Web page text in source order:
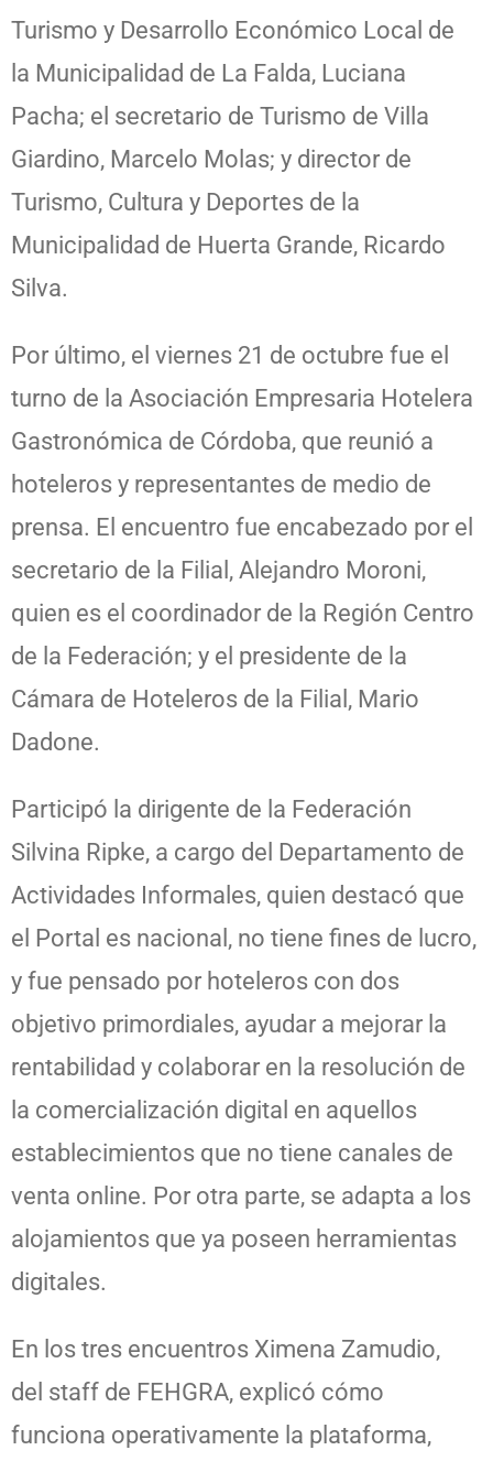
Turismo y Desarrollo Económico Local de
la Municipalidad de La Falda, Luciana
Pacha; el secretario de Turismo de Villa
Giardino, Marcelo Molas; y director de
Turismo, Cultura y Deportes de la
Municipalidad de Huerta Grande, Ricardo
Silva.
Por último, el viernes 21 de octubre fue el
turno de la Asociación Empresaria Hotelera
Gastronómica de Córdoba, que reunió a
hoteleros y representantes de medio de
prensa. El encuentro fue encabezado por el
secretario de la Filial, Alejandro Moroni,
quien es el coordinador de la Región Centro
de la Federación; y el presidente de la
Cámara de Hoteleros de la Filial, Mario
Dadone.
Participó la dirigente de la Federación
Silvina Ripke, a cargo del Departamento de
Actividades Informales, quien destacó que
el Portal es nacional, no tiene fines de lucro,
y fue pensado por hoteleros con dos
objetivo primordiales, ayudar a mejorar la
rentabilidad y colaborar en la resolución de
la comercialización digital en aquellos
establecimientos que no tiene canales de
venta online. Por otra parte, se adapta a los
alojamientos que ya poseen herramientas
digitales.
En los tres encuentros Ximena Zamudio,
del staff de FEHGRA, explicó cómo
funciona operativamente la plataforma,